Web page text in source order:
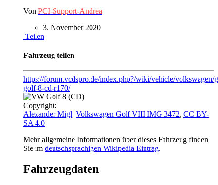
Von PCI-Support-Andrea
3. November 2020
Teilen
Fahrzeug teilen
https://forum.vcdspro.de/index.php?/wiki/vehicle/volkswagen/
golf-8-cd-r170/
Copyright:
Alexander Migl, Volkswagen Golf VIII IMG 3472, CC BY-
SA 4.0
Mehr allgemeine Informationen über dieses Fahrzeug finden
Sie im deutschsprachigen Wikipedia Eintrag.
Fahrzeugdaten